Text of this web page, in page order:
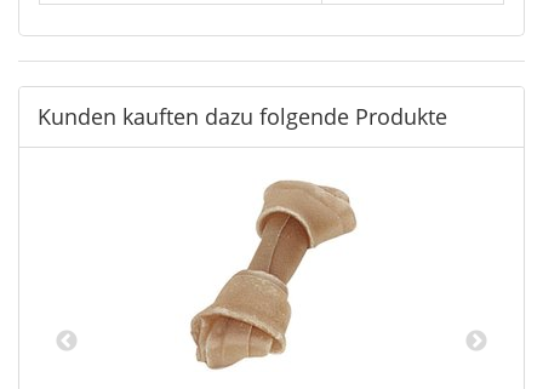
Kunden kauften dazu folgende Produkte